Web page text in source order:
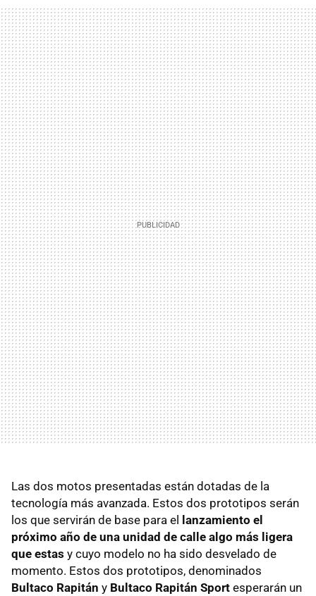
Las dos motos presentadas están dotadas de la
tecnología más avanzada. Estos dos prototipos serán
los que servirán de base para el lanzamiento el
próximo año de una unidad de calle algo más ligera
que estas y cuyo modelo no ha sido desvelado de
momento. Estos dos prototipos, denominados
Bultaco Rapitán y Bultaco Rapitán Sport esperarán un